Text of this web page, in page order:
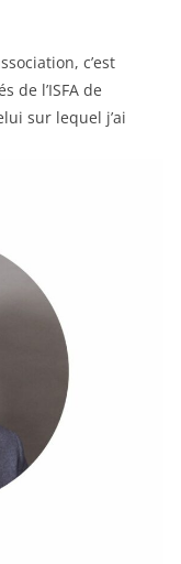
c’est
de l’ISFA de
sur lequel j’ai